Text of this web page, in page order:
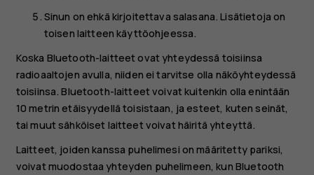
Sinun on ehkä kirjoitettava salasana. Lisätietoja on
toisen laitteen käyttöohjeessa.
Koska Bluetooth-laitteet ovat yhteydessä toisiinsa
radioaaltojen avulla, niiden ei tarvitse olla näköyhteydessä
toisiinsa. Bluetooth-laitteet voivat kuitenkin olla enintään
10 metrin etäisyydellä toisistaan, ja esteet, kuten seinät,
tai muut sähköiset laitteet voivat häiritä yhteyttä.
Laitteet, joiden kanssa puhelimesi on määritetty pariksi,
voivat muodostaa yhteyden puhelimeen, kun Bluetooth